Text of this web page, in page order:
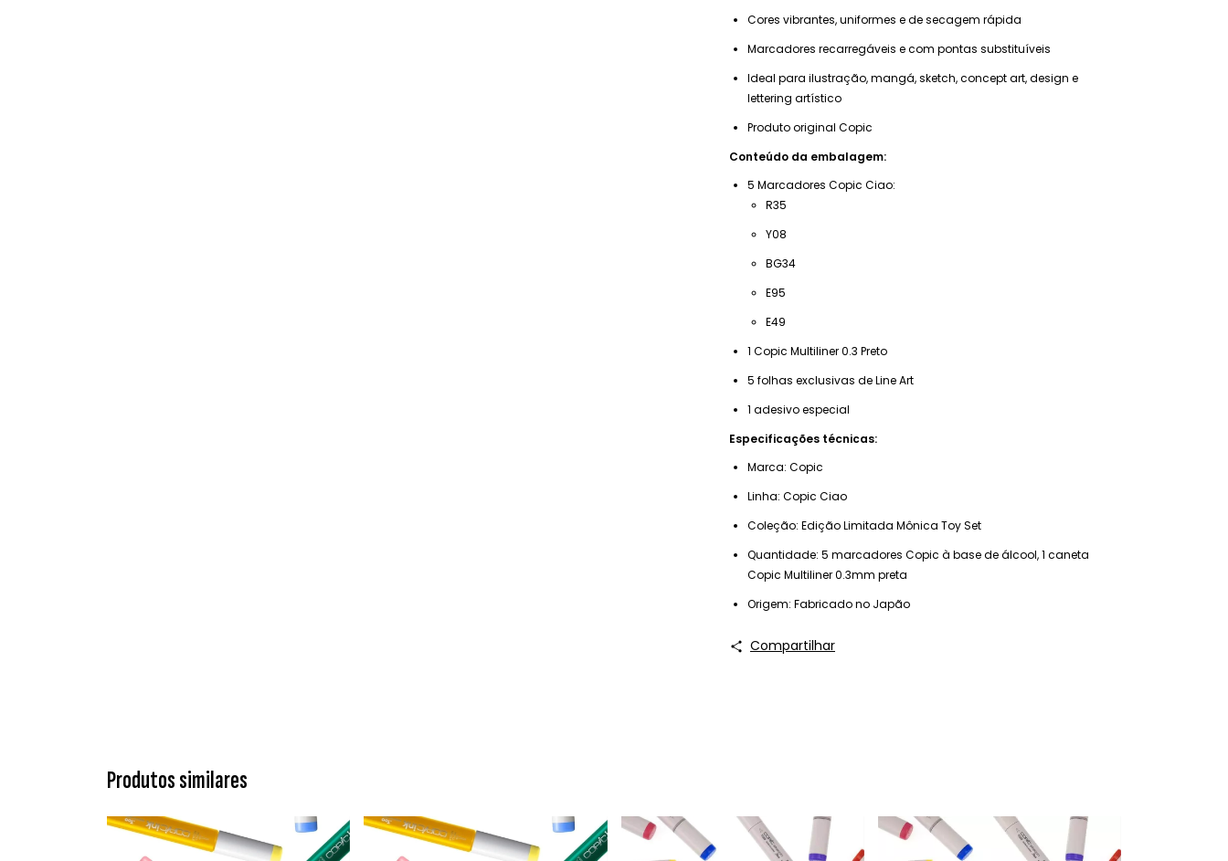
Cores vibrantes, uniformes e de secagem rápida
Marcadores recarregáveis e com pontas substituíveis
Ideal para ilustração, mangá, sketch, concept art, design e
lettering artístico
Produto original Copic
Conteúdo da embalagem:
5 Marcadores Copic Ciao:
R35
Y08
BG34
E95
E49
1 Copic Multiliner 0.3 Preto
5 folhas exclusivas de Line Art
1 adesivo especial
Especificações técnicas:
Marca: Copic
Linha: Copic Ciao
Coleção: Edição Limitada Mônica Toy Set
Quantidade: 5 marcadores Copic à base de álcool, 1 caneta
Copic Multiliner 0.3mm preta
Origem: Fabricado no Japão
Compartilhar
Produtos similares